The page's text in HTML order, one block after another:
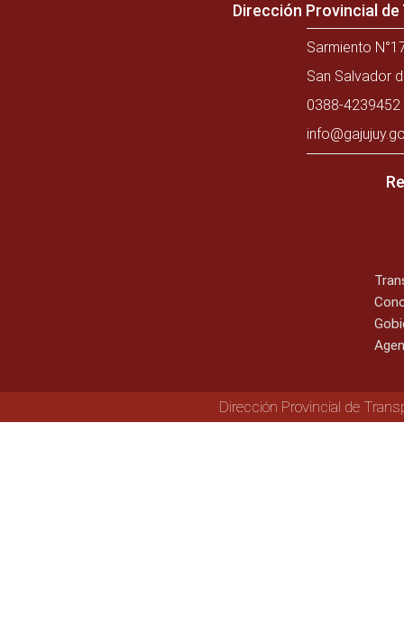
Dirección Provincial
Sarmiento
San Salvador
0388-
Dirección Provincial de